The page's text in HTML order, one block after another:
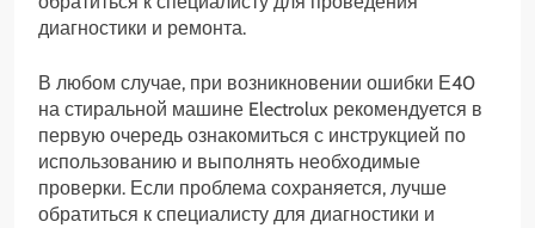
диагностики и ремонта.
В любом случае, при возникновении ошибки Е40
на стиральной машине Electrolux рекомендуется в
первую очередь ознакомиться с инструкцией по
использованию и выполнять необходимые
проверки. Если проблема сохраняется, лучше
обратиться к специалисту для диагностики и